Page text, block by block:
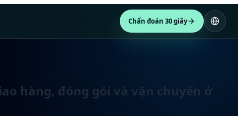
Chẩn đoán 30 giây
hàng, đóng gói và vận chuyển ở